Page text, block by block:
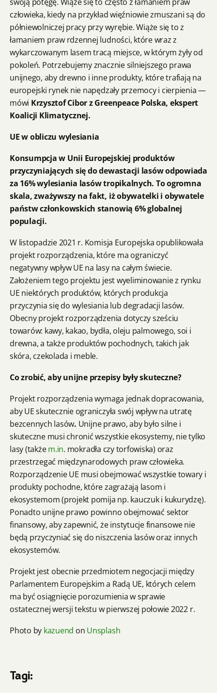
człowieka, kiedy na przykład więźniowie zmuszani są do
półniewolniczej pracy przy wyrębie. Wiąże się to z
łamaniem praw rdzennej ludności, które wraz z
wykarczowanym lasem tracą miejsce, w którym żyły od
pokoleń. Potrzebujemy znacznie silniejszego prawa
unijnego, aby drewno i inne produkty, które trafiają na
europejski rynek nie napędzały przemocy i cierpienia —
mówi Krzysztof Cibor z Greenpeace Polska, ekspert
Koalicji Klimatycznej.
UE w obliczu wylesiania
Konsumpcja w Unii Europejskiej produktów
przyczyniających się do dewastacji lasów odpowiada
za 16% wylesiania lasów tropikalnych. To ogromna
skala, zważywszy na fakt, iż obywatelki i obywatele
państw członkowskich stanowią 6% globalnej
populacji.
W listopadzie 2021 r. Komisja Europejska opublikowała
projekt rozporządzenia, które ma ograniczyć
negatywny wpływ UE na lasy na całym świecie.
Założeniem tego projektu jest wyeliminowanie z rynku
UE niektórych produktów, których produkcja
przyczynia się do wylesiania lub degradacji lasów.
Obecny projekt rozporządzenia dotyczy sześciu
towarów: kawy, kakao, bydła, oleju palmowego, soi i
drewna, a także produktów pochodnych, takich jak
skóra, czekolada i meble.
Co zrobić, aby unijne przepisy były skuteczne?
Projekt rozporządzenia wymaga jednak dopracowania,
aby UE skutecznie ograniczyła swój wpływ na utratę
bezcennych lasów. Unijne prawo, aby było silne i
skuteczne musi chronić wszystkie ekosystemy, nie tylko
lasy (takżem.in. mokradła czy torfowiska) oraz
przestrzegać międzynarodowych praw człowieka.
Rozporządzenie UE musi obejmować wszystkie towary i
produkty pochodne, które zagrażają lasom i
ekosystemom (projekt pomija np. kauczuk i kukurydzę).
Ponadto unijne prawo powinno obejmować sektor
finansowy, aby zapewnić, że instytucje finansowe nie
będą przyczyniać się do niszczenia lasów oraz innych
ekosystemów.
Projekt jest obecnie przedmiotem negocjacji między
Parlamentem Europejskim a Radą UE, których celem
ma być osiągnięcie porozumienia w sprawie
ostatecznej wersji tekstu w pierwszej połowie 2022 r.
Photo by kazuend on Unsplash
Tagi: